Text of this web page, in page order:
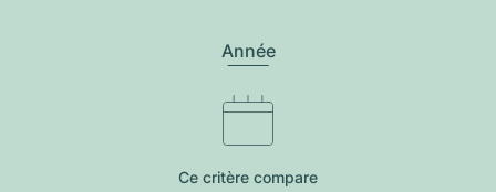
Année
Ce critère compare